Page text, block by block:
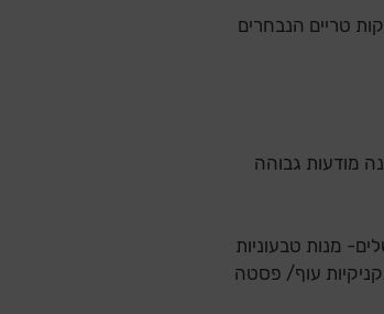
טריים הנבחרים
מודעות גבוהה
מנות טבעוניות
עוף/ פסטה